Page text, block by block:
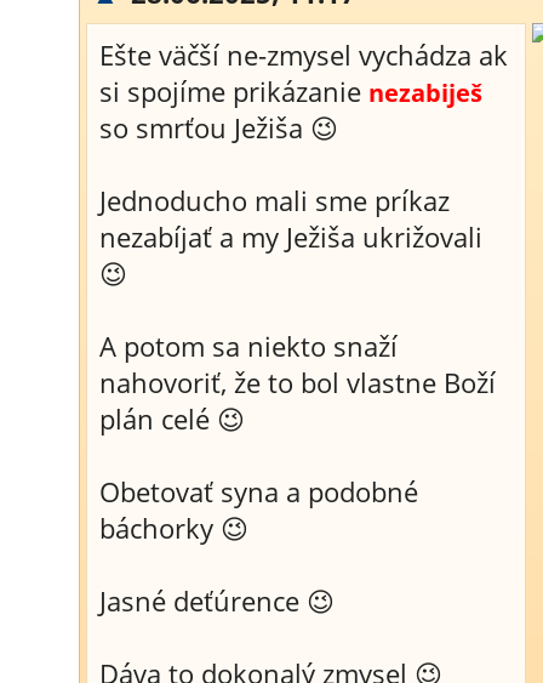
Ešte väčší ne-zmysel vychádza ak
si spojíme prikázanie nezabiješ
so smrťou Ježiša 😉
Jednoducho mali sme príkaz
nezabíjať a my Ježiša ukrižovali
😉
A potom sa niekto snaží
nahovoriť, že to bol vlastne Boží
plán celé 😉
Obetovať syna a podobné
báchorky 😉
Jasné deťúrence 😉
Dáva to dokonalý zmysel 😉